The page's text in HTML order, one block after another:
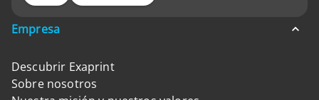
Empresa
Descubrir Exaprint
Sobre nosotros